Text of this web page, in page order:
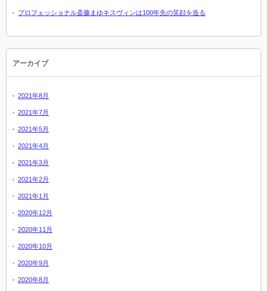
プロフェッショナル斎藤まゆキスヴィンは100年先の笑顔を造る
アーカイブ
2021年8月
2021年7月
2021年5月
2021年4月
2021年3月
2021年2月
2021年1月
2020年12月
2020年11月
2020年10月
2020年9月
2020年8月